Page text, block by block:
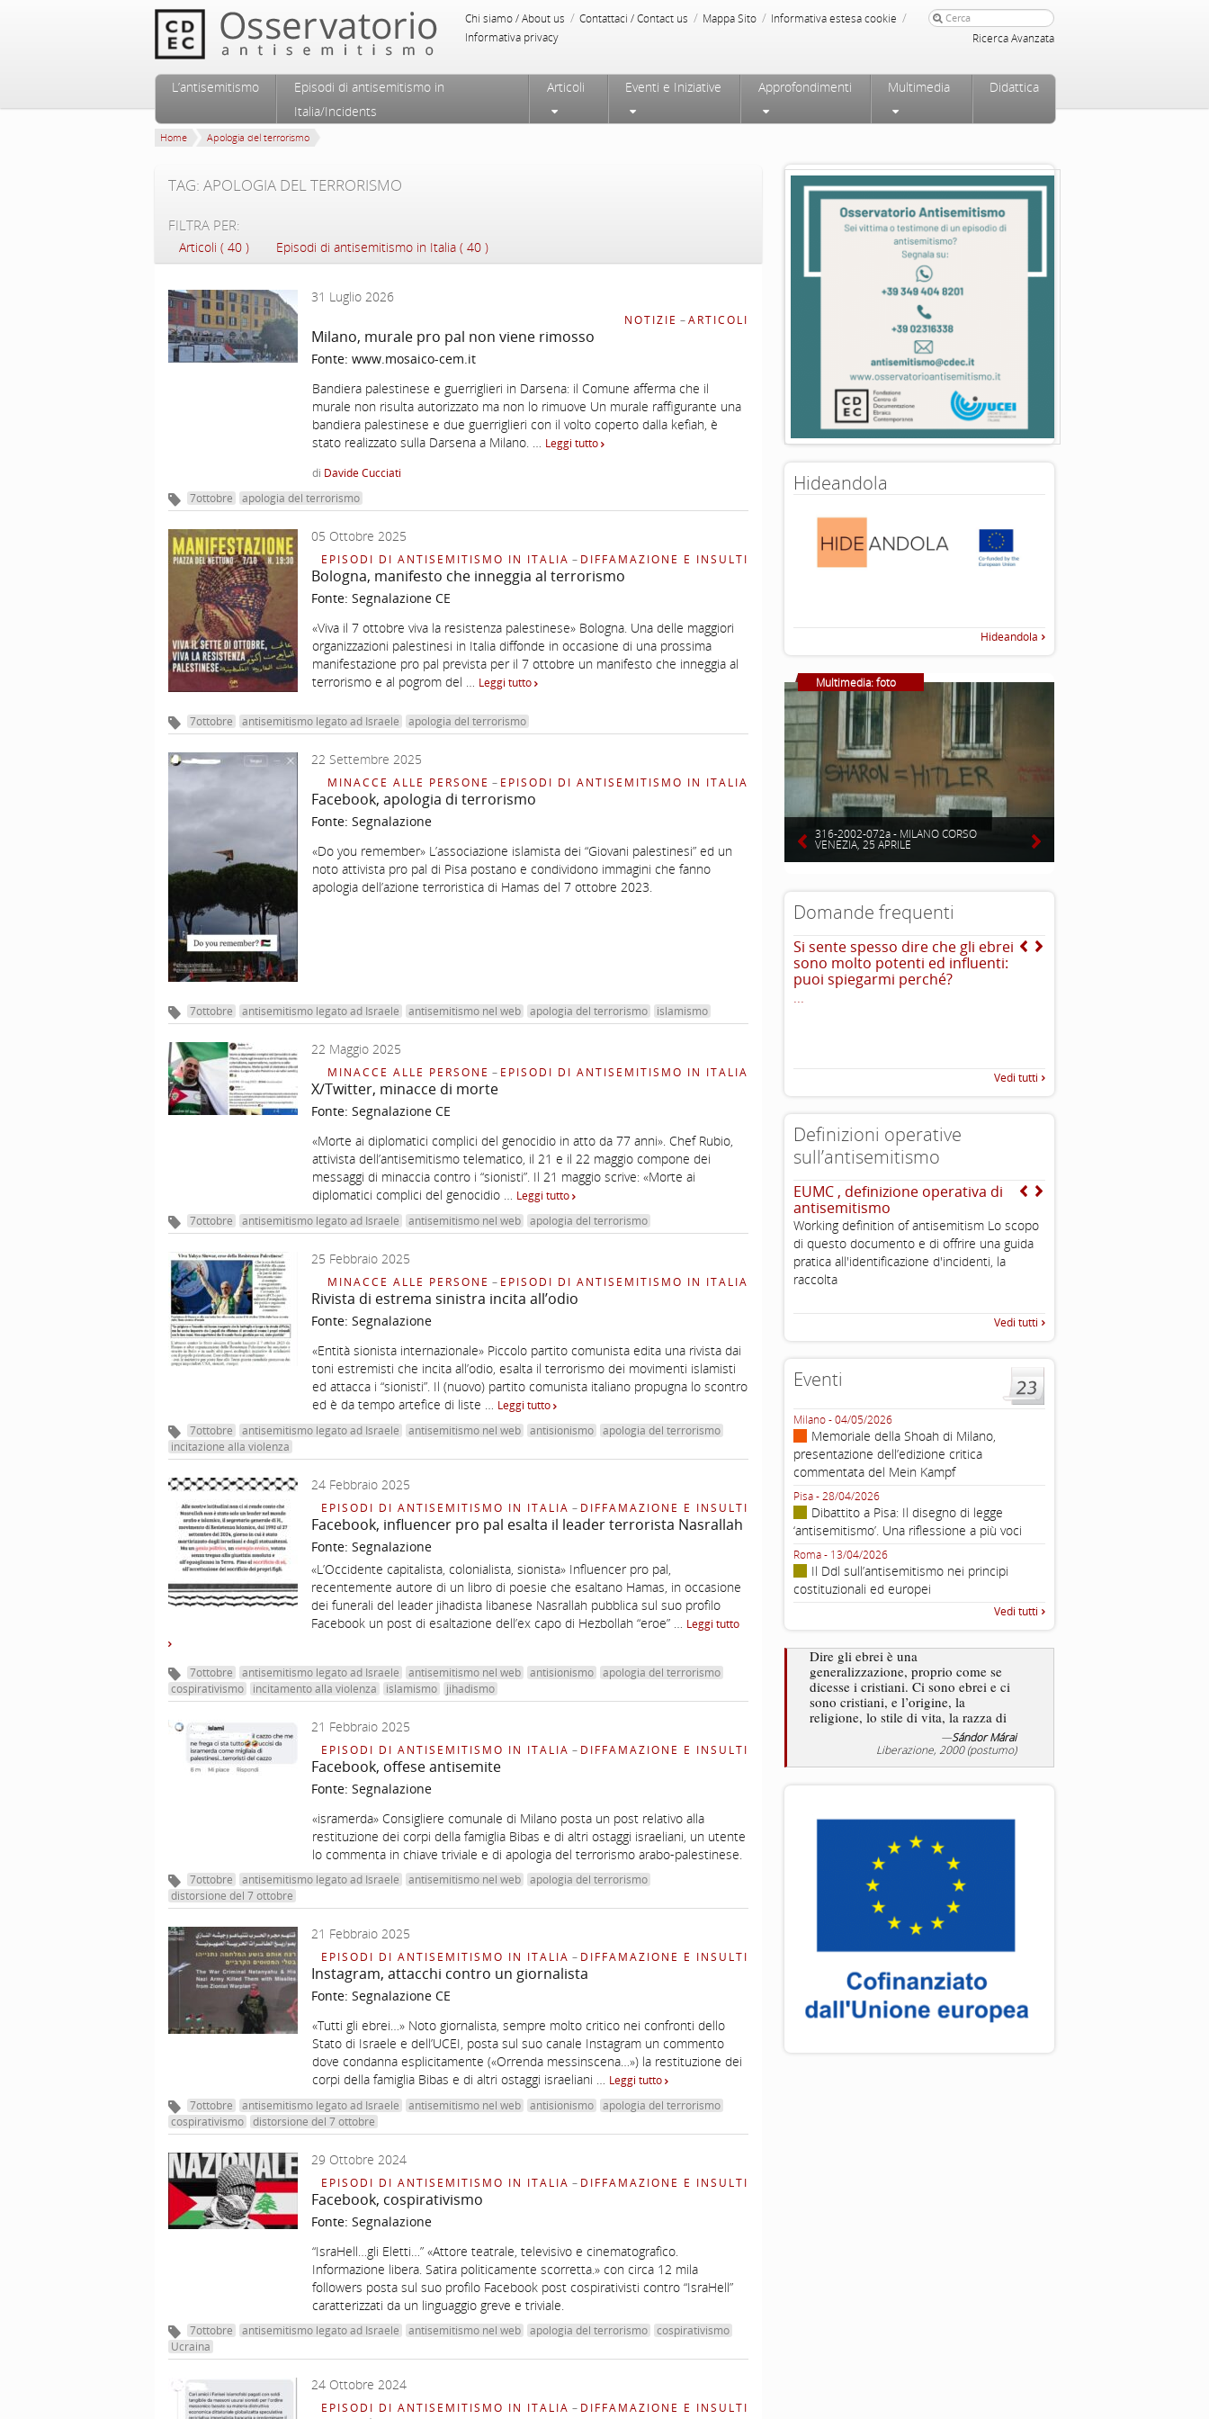
Chi siamo / About us / Contattaci / Contact us / Mappa Sito / Informativa estesa cookie /
Informativa privacy Ricerca Avanzata
Menu principale
Vai al contenuto principale
Vai al contenuto secondario
L’antisemitismo
Episodi di antisemitismo in
Italia/Incidents
Articoli Eventi e Iniziative Approfondimenti Multimedia Didattica
Home Apologia del terrorismo
TAG: APOLOGIA DEL TERRORISMO
FILTRA PER:
Articoli ( 40 ) Episodi di antisemitismo in Italia ( 40 )
31 Luglio 2026
NOTIZIE –ARTICOLI
Milano, murale pro pal non viene rimosso
Fonte: www.mosaico-cem.it
Bandiera palestinese e guerriglieri in Darsena: il Comune afferma che il
murale non risulta autorizzato ma non lo rimuove Un murale raffigurante una
bandiera palestinese e due guerriglieri con il volto coperto dalla kefiah, è
stato realizzato sulla Darsena a Milano. … Leggi tutto
di Davide Cucciati
7ottobre apologia del terrorismo
05 Ottobre 2025
EPISODI DI ANTISEMITISMO IN ITALIA – DIFFAMAZIONE E INSULTI
Bologna, manifesto che inneggia al terrorismo
Fonte: Segnalazione CE
«Viva il 7 ottobre viva la resistenza palestinese» Bologna. Una delle maggiori
organizzazioni palestinesi in Italia diffonde in occasione di una prossima
manifestazione pro pal prevista per il 7 ottobre un manifesto che inneggia al
terrorismo e al pogrom del … Leggi tutto
7ottobre antisemitismo legato ad Israele apologia del terrorismo
22 Settembre 2025
MINACCE ALLE PERSONE – EPISODI DI ANTISEMITISMO IN ITALIA
Facebook, apologia di terrorismo
Fonte: Segnalazione
«Do you remember» L’associazione islamista dei “Giovani palestinesi” ed un
noto attivista pro pal di Pisa postano e condividono immagini che fanno
apologia dell’azione terroristica di Hamas del 7 ottobre 2023.
7ottobre antisemitismo legato ad Israele antisemitismo nel web apologia del terrorismo islamismo
22 Maggio 2025
MINACCE ALLE PERSONE – EPISODI DI ANTISEMITISMO IN ITALIA
X/Twitter, minacce di morte
Fonte: Segnalazione CE
«Morte ai diplomatici complici del genocidio in atto da 77 anni». Chef Rubio,
attivista dell’antisemitismo telematico, il 21 e il 22 maggio compone dei
messaggi di minaccia contro i “sionisti”. Il 21 maggio scrive: «Morte ai
diplomatici complici del genocidio … Leggi tutto
7ottobre antisemitismo legato ad Israele antisemitismo nel web apologia del terrorismo
25 Febbraio 2025
MINACCE ALLE PERSONE – EPISODI DI ANTISEMITISMO IN ITALIA
Rivista di estrema sinistra incita all’odio
Fonte: Segnalazione
«Entità sionista internazionale» Piccolo partito comunista edita una rivista dai
toni estremisti che incita all’odio, esalta il terrorismo dei movimenti islamisti
ed attacca i “sionisti”. Il (nuovo) partito comunista italiano propugna lo scontro
ed è da tempo artefice di liste … Leggi tutto
7ottobre antisemitismo legato ad Israele antisemitismo nel web antisionismo
apologia del terrorismo
incitazione alla violenza
24 Febbraio 2025
EPISODI DI ANTISEMITISMO IN ITALIA – DIFFAMAZIONE E INSULTI
Facebook, influencer pro pal esalta il leader terrorista Nasrallah
Fonte: Segnalazione
«L’Occidente capitalista, colonialista, sionista» Influencer pro pal,
recentemente autore di un libro di poesie che esaltano Hamas, in occasione
dei funerali del leader jihadista libanese Nasrallah pubblica sul suo profilo
Facebook un post di esaltazione dell’ex capo di Hezbollah “eroe” … Leggi tutto
7ottobre antisemitismo legato ad Israele antisemitismo nel web antisionismo
apologia del terrorismo
cospirativismo
incitamento alla violenza islamismo jihadismo
21 Febbraio 2025
EPISODI DI ANTISEMITISMO IN ITALIA – DIFFAMAZIONE E INSULTI
Facebook, offese antisemite
Fonte: Segnalazione
«isramerda» Consigliere comunale di Milano posta un post relativo alla
restituzione dei corpi della famiglia Bibas e di altri ostaggi israeliani, un utente
lo commenta in chiave triviale e di apologia del terrorismo arabo-palestinese.
7ottobre antisemitismo legato ad Israele antisemitismo nel web
apologia del terrorismo
distorsione del 7 ottobre
21 Febbraio 2025
EPISODI DI ANTISEMITISMO IN ITALIA – DIFFAMAZIONE E INSULTI
Instagram, attacchi contro un giornalista
Fonte: Segnalazione CE
«Tutti gli ebrei…» Noto giornalista, sempre molto critico nei confronti dello
Stato di Israele e dell’UCEI, posta sul suo canale Instagram un commento
dove condanna esplicitamente («Orrenda messinscena…») la restituzione dei
corpi della famiglia Bibas e di altri ostaggi israeliani … Leggi tutto
7ottobre antisemitismo legato ad Israele antisemitismo nel web antisionismo
apologia del terrorismo
cospirativismo
distorsione del 7 ottobre
29 Ottobre 2024
EPISODI DI ANTISEMITISMO IN ITALIA – DIFFAMAZIONE E INSULTI
Facebook, cospirativismo
Fonte: Segnalazione
“IsraHell…gli Eletti…” «Attore teatrale, televisivo e cinematografico.
Informazione libera. Satira politicamente scorretta.» con circa 12 mila
followers posta sul suo profilo Facebook post cospirativisti contro “IsraHell”
caratterizzati da un linguaggio greve e triviale.
7ottobre antisemitismo legato ad Israele antisemitismo nel web apologia del terrorismo
cospirativismo
Ucraina
24 Ottobre 2024
EPISODI DI ANTISEMITISMO IN ITALIA – DIFFAMAZIONE E INSULTI
Hideandola
Hideandola
Multimedia: foto
316-2002-072a - MILANO CORSO
VENEZIA, 25 APRILE
Domande frequenti
Si sente spesso dire che gli ebrei
sono molto potenti ed influenti:
puoi spiegarmi perché?
...
Vedi tutti
Definizioni operative
sull’antisemitismo
EUMC , definizione operativa di
antisemitismo
Working definition of antisemitism Lo scopo
di questo documento e di offrire una guida
pratica all'identificazione d'incidenti, la
raccolta
Vedi tutti
Eventi
Milano - 04/05/2026
Memoriale della Shoah di Milano,
presentazione dell’edizione critica
commentata del Mein Kampf
Pisa - 28/04/2026
Dibattito a Pisa: Il disegno di legge
‘antisemitismo’. Una riflessione a più voci
Roma - 13/04/2026
Il Ddl sull’antisemitismo nei principi
costituzionali ed europei
Vedi tutti
Dire gli ebrei è una
generalizzazione, proprio come se
dicesse i cristiani. Ci sono ebrei e ci
sono cristiani, e l’origine, la
religione, lo stile di vita, la razza di
sicuro comportano tanti tratti...
—Sándor Márai
Liberazione, 2000 (postumo)